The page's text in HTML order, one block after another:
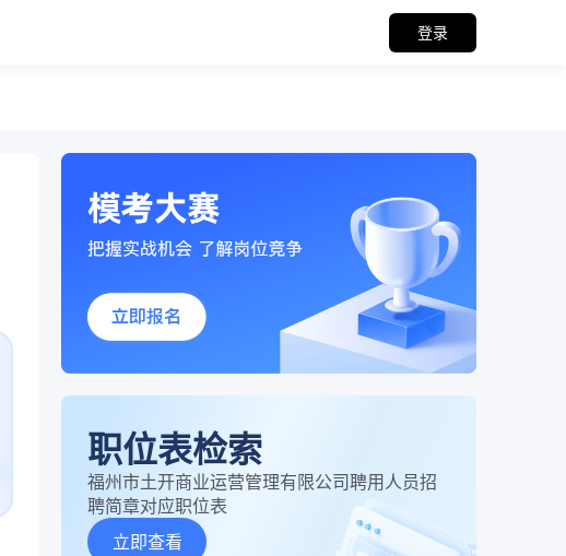
登录
职位表检索
福州市土开商业运营管理有限公司聘用人员招
聘简章对应职位表
立即查看